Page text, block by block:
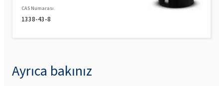
CAS Numarası.
1338-43-8
Ayrıca bakınız